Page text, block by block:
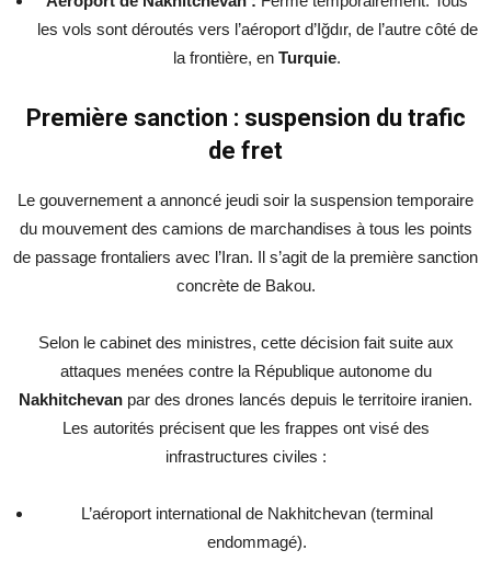
les vols sont déroutés vers l’aéroport d’Iğdır, de l’autre côté de
la frontière, en Turquie.
Première sanction : suspension du trafic
de fret
Le gouvernement a annoncé jeudi soir la suspension temporaire
du mouvement des camions de marchandises à tous les points
de passage frontaliers avec l’Iran. Il s’agit de la première sanction
concrète de Bakou.
Selon le cabinet des ministres, cette décision fait suite aux
attaques menées contre la République autonome du
Nakhitchevan par des drones lancés depuis le territoire iranien.
Les autorités précisent que les frappes ont visé des
infrastructures civiles :
L’aéroport international de Nakhitchevan (terminal
endommagé).